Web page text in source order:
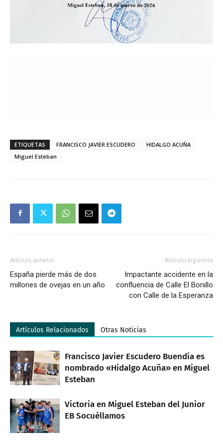
ETIQUETAS FRANCISCO JAVIER ESCUDERO
HIDALGO ACUÑA
Miguel Esteban
Artículo anterior
España pierde más de dos
millones de ovejas en un año
Artículo siguiente
Impactante accidente en la
confluencia de Calle El Bonillo
con Calle de la Esperanza
Artículos Relacionados Otras Noticias
Francisco Javier Escudero Buendía es
nombrado «Hidalgo Acuña» en Miguel
Esteban
Victoria en Miguel Esteban del Junior
EB Socuéllamos